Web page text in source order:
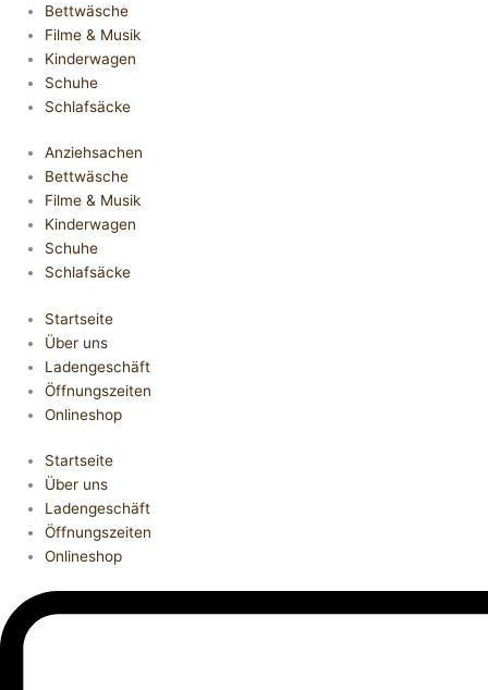
Bettwäsche
Filme & Musik
Kinderwagen
Schuhe
Schlafsäcke
Anziehsachen
Bettwäsche
Filme & Musik
Kinderwagen
Schuhe
Schlafsäcke
Startseite
Über uns
Ladengeschäft
Öffnungszeiten
Onlineshop
Startseite
Über uns
Ladengeschäft
Öffnungszeiten
Onlineshop